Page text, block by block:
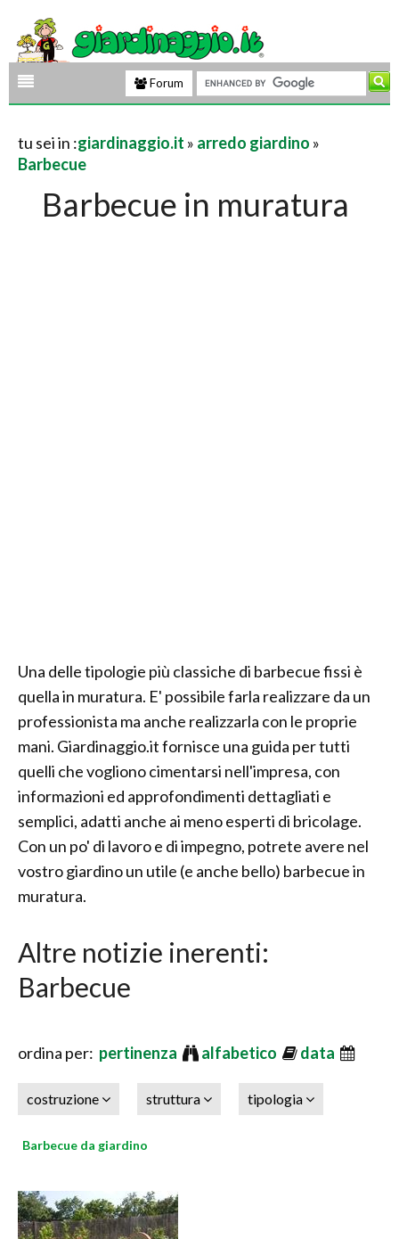
Forum
tu sei in :giardinaggio.it » arredo giardino »
Barbecue
Barbecue in muratura
Una delle tipologie più classiche di barbecue fissi è
quella in muratura. E' possibile farla realizzare da un
professionista ma anche realizzarla con le proprie
mani. Giardinaggio.it fornisce una guida per tutti
quelli che vogliono cimentarsi nell'impresa, con
informazioni ed approfondimenti dettagliati e
semplici, adatti anche ai meno esperti di bricolage.
Con un po' di lavoro e di impegno, potrete avere nel
vostro giardino un utile (e anche bello) barbecue in
muratura.
Altre notizie inerenti:
Barbecue
ordina per: pertinenza alfabetico data
costruzione struttura tipologia
Barbecue da giardino